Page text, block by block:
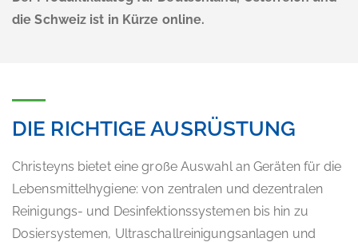
die Schweiz ist in Kürze online.
DIE RICHTIGE AUSRÜSTUNG
Christeyns bietet eine große Auswahl an Geräten für die
Lebensmittelhygiene: von zentralen und dezentralen
Reinigungs- und Desinfektionssystemen bis hin zu
Dosiersystemen, Ultraschallreinigungsanlagen und